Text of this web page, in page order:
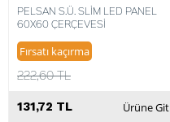
PELSAN S.Ü. SLİM LED PANEL
60X60 ÇERÇEVESİ
Fırsatı kaçırma
222,60 TL
131,72 TL Ürüne Git